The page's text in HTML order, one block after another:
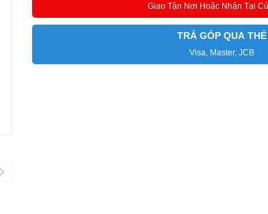
Giao Tận Nơi Hoặc Nhận Tại
TRẢ GÓP QUA THẺ
Visa, Master, JCB